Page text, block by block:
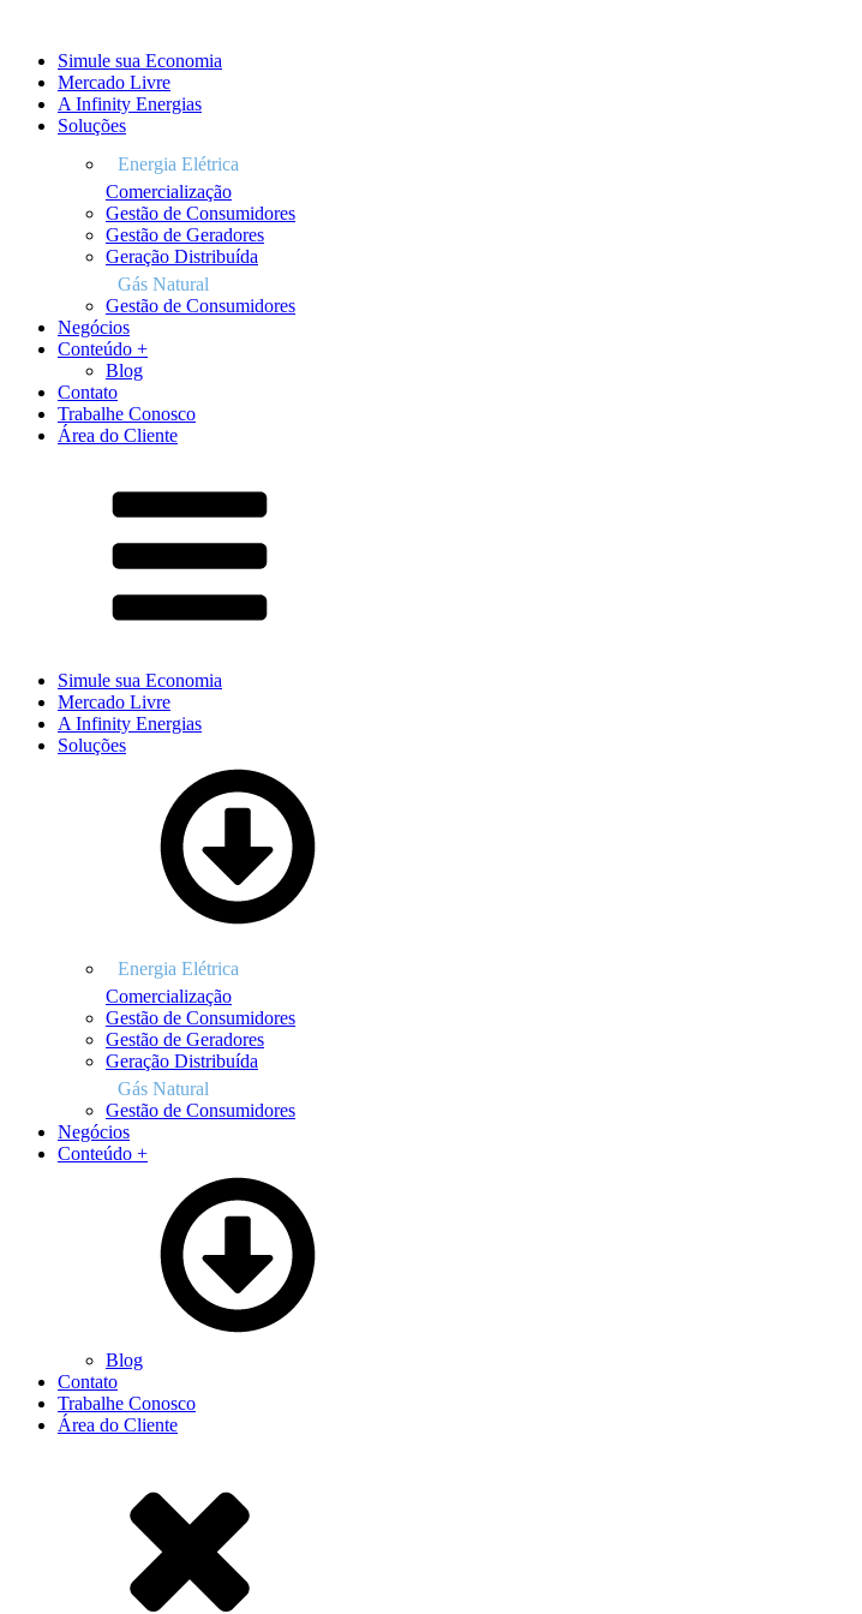
Simule sua Economia
Mercado Livre
A Infinity Energias
Soluções
Comercialização
Gestão de Consumidores
Gestão de Geradores
Geração Distribuída
Gás Natural
Gestão de Consumidores
Negócios
Conteúdo +
Blog
Contato
Trabalhe Conosco
Área do Cliente
Simule sua Economia
Mercado Livre
A Infinity Energias
Soluções
Comercialização
Gestão de Consumidores
Gestão de Geradores
Geração Distribuída
Gás Natural
Gestão de Consumidores
Negócios
Conteúdo +
Blog
Contato
Trabalhe Conosco
Área do Cliente